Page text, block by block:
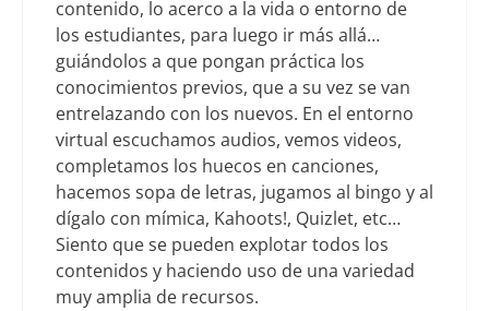
contenido, lo acerco a la vida o entorno de
los estudiantes, para luego ir más allá…
guiándolos a que pongan práctica los
conocimientos previos, que a su vez se van
entrelazando con los nuevos. En el entorno
virtual escuchamos audios, vemos videos,
completamos los huecos en canciones,
hacemos sopa de letras, jugamos al bingo y al
dígalo con mímica, Kahoots!, Quizlet, etc…
Siento que se pueden explotar todos los
contenidos y haciendo uso de una variedad
muy amplia de recursos.